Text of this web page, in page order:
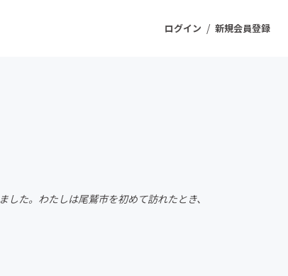
ログイン / 新規会員登録
ファッション
た。わたしは尾鷲市を初めて訪れたとき、